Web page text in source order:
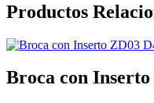
Productos
Broca con